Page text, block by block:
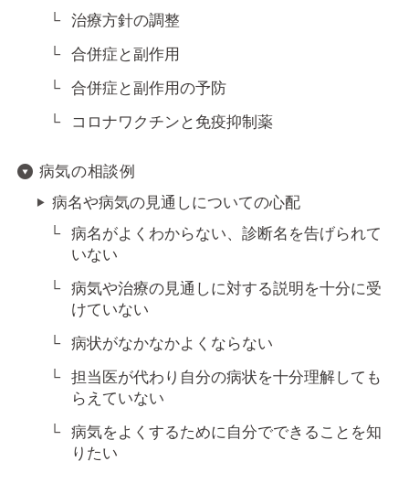
治療方針の調整
合併症と副作用
合併症と副作用の予防
コロナワクチンと免疫抑制薬
病気の相談例
病名や病気の見通しについての心配
病名がよくわからない、診断名を告げられて
いない
病気や治療の見通しに対する説明を十分に受
けていない
病状がなかなかよくならない
担当医が代わり自分の病状を十分理解しても
らえていない
病気をよくするために自分でできることを知
りたい